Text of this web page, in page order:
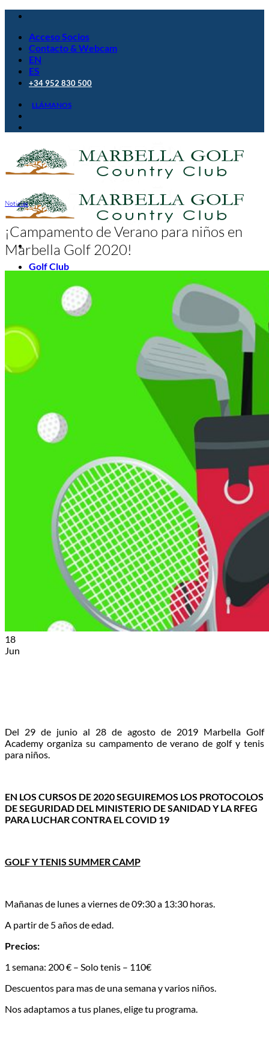
Saltar
contenidoAcceso Socios
Contacto & Webcam
EN
ES
+34 952 830 500
LLÁMANOS
Golf Club
Instalaciones
Clases de Golf
Quienes Somos
Membresías
Restaurante
Eventos
Calendario de eventos
Últimas noticias
Newsletters
RESERVA ONLINE
Reservar
Noticias
¡Campamento de Verano para niños en
Marbella Golf 2020!
18
Jun
Del 29 de junio al 28 de agosto de 2019 Marbella Golf
Academy organiza su campamento de verano de golf y tenis
para niños.
EN LOS CURSOS DE 2020 SEGUIREMOS LOS PROTOCOLOS
DE SEGURIDAD DEL MINISTERIO DE SANIDAD Y LA RFEG
PARA LUCHAR CONTRA EL COVID 19
GOLF Y TENIS SUMMER CAMP
Mañanas de lunes a viernes de 09:30 a 13:30 horas.
A partir de 5 años de edad.
Precios:
1 semana: 200 € – Solo tenis – 110€
Descuentos para mas de una semana y varios niños.
Nos adaptamos a tus planes, elige tu programa.